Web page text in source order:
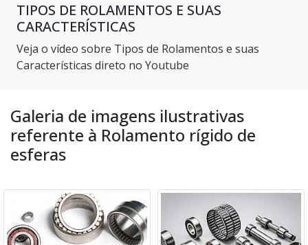
TIPOS DE ROLAMENTOS E SUAS
CARACTERÍSTICAS
Veja o vídeo sobre Tipos de Rolamentos e suas
Características direto no Youtube
Galeria de imagens ilustrativas
referente à Rolamento rígido de
esferas